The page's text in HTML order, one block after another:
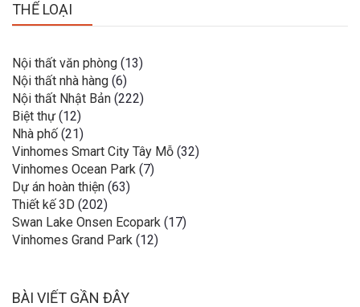
THỂ LOẠI
Nội thất văn phòng (13)
Nội thất nhà hàng (6)
Nội thất Nhật Bản (222)
Biệt thự (12)
Nhà phố (21)
Vinhomes Smart City Tây Mỗ (32)
Vinhomes Ocean Park (7)
Dự án hoàn thiện (63)
Thiết kế 3D (202)
Swan Lake Onsen Ecopark (17)
Vinhomes Grand Park (12)
BÀI VIẾT GẦN ĐÂY